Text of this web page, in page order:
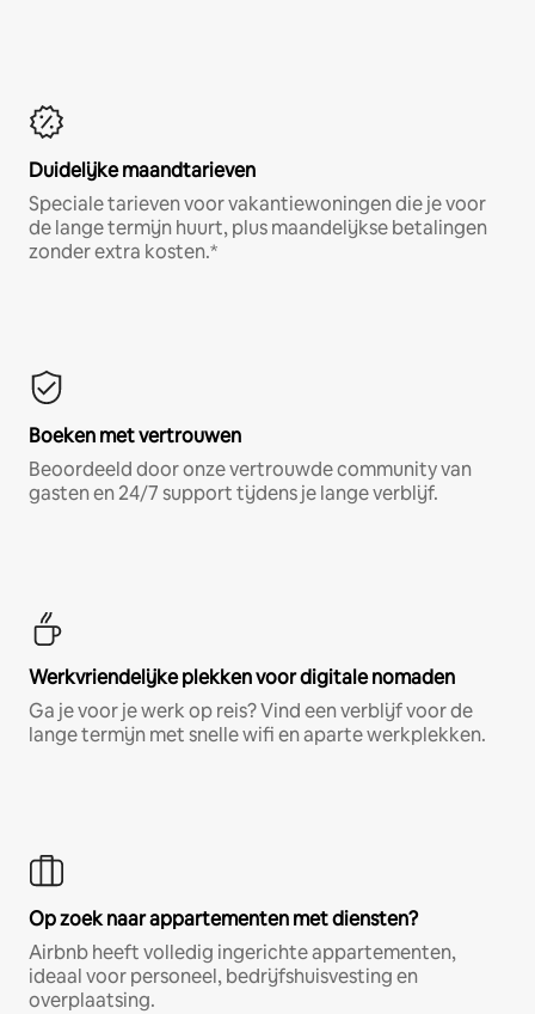
Duidelijke maandtarieven
Speciale tarieven voor vakantiewoningen die je voor
de lange termijn huurt, plus maandelijkse betalingen
zonder extra kosten.*
Boeken met vertrouwen
Beoordeeld door onze vertrouwde community van
gasten en 24/7 support tijdens je lange verblijf.
Werkvriendelijke plekken voor digitale nomaden
Ga je voor je werk op reis? Vind een verblijf voor de
lange termijn met snelle wifi en aparte werkplekken.
Op zoek naar appartementen met diensten?
Airbnb heeft volledig ingerichte appartementen,
ideaal voor personeel, bedrijfshuisvesting en
overplaatsing.